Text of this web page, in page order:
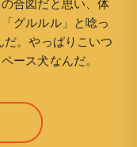
合図だと思い、体
グルルル」と唸っ
。やっぱりこいつ
ース犬なんだ。